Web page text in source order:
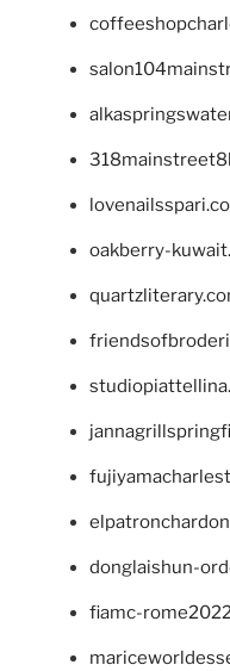
oakberry-
donglaishun-
fiamc-